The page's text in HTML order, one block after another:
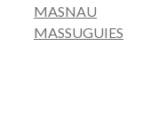
MASNAU
MASSUGUIES